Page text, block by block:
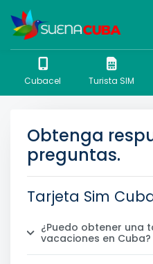
Cubacel Turista SIM
Obtenga
preguntas.
Tarjeta Sim
¿Puedo obtener una
vacaciones en Cuba?